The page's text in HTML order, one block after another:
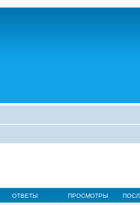
ОТВЕТЫ ПРОСМОТРЫ